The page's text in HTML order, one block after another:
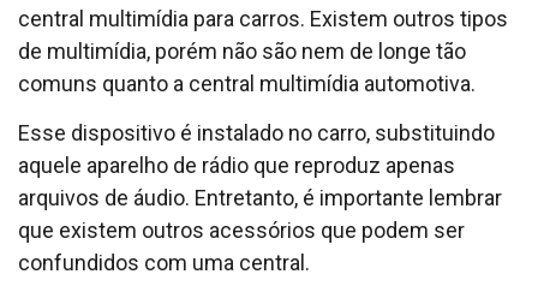
central multimídia para carros. Existem outros tipos
de multimídia, porém não são nem de longe tão
comuns quanto a central multimídia automotiva.
Esse dispositivo é instalado no carro, substituindo
aquele aparelho de rádio que reproduz apenas
arquivos de áudio. Entretanto, é importante lembrar
que existem outros acessórios que podem ser
confundidos com uma central.